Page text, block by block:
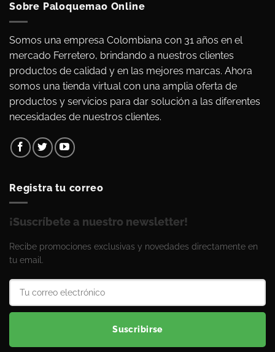
Sobre Paloquemao Online
Somos una empresa Colombiana con 31 años en el
mercado Ferretero, brindando a nuestros clientes
productos de calidad y en las mejores marcas. Ahora
somos una tienda virtual con una amplia oferta de
productos y servicios para dar solución a las diferentes
necesidades de nuestros clientes.
Registra tu correo
¡Suscríbete a nuestro newsletter!
Recibe promociones exclusivas y novedades directamente en
tu email.
Suscribirse